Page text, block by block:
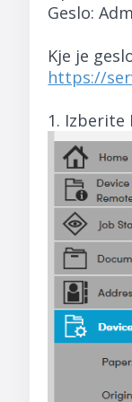
Geslo:
Kje je
https://
1. Izberite